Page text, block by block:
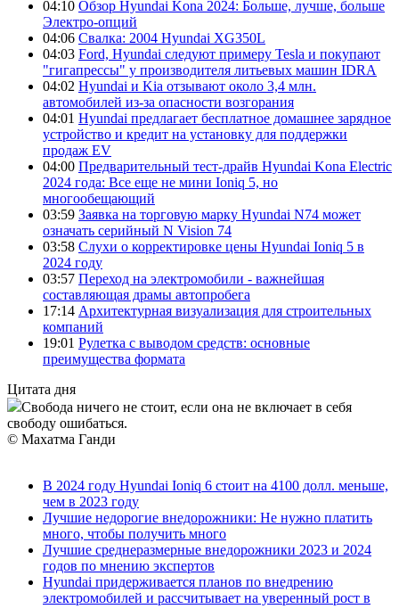
04:10 Обзор Hyundai Kona 2024: Больше, лучше, больше
Электро-опций
04:06 Свалка: 2004 Hyundai XG350L
04:03 Ford, Hyundai следуют примеру Tesla и покупают
"гигапрессы" у производителя литьевых машин IDRA
04:02 Hyundai и Kia отзывают около 3,4 млн.
автомобилей из-за опасности возгорания
04:01 Hyundai предлагает бесплатное домашнее зарядное
устройство и кредит на установку для поддержки
продаж EV
04:00 Предварительный тест-драйв Hyundai Kona Electric
2024 года: Все еще не мини Ioniq 5, но
многообещающий
03:59 Заявка на торговую марку Hyundai N74 может
означать серийный N Vision 74
03:58 Слухи о корректировке цены Hyundai Ioniq 5 в
2024 году
03:57 Переход на электромобили - важнейшая
составляющая драмы автопробега
17:14 Архитектурная визуализация для строительных
компаний
19:01 Рулетка с выводом средств: основные
преимущества формата
Цитата дня
Свобода ничего не стоит, если она не включает в себя
свободу ошибаться.
© Махатма Ганди
В 2024 году Hyundai Ioniq 6 стоит на 4100 долл. меньше,
чем в 2023 году
Лучшие недорогие внедорожники: Не нужно платить
много, чтобы получить много
Лучшие среднеразмерные внедорожники 2023 и 2024
годов по мнению экспертов
Hyundai придерживается планов по внедрению
электромобилей и рассчитывает на уверенный рост в